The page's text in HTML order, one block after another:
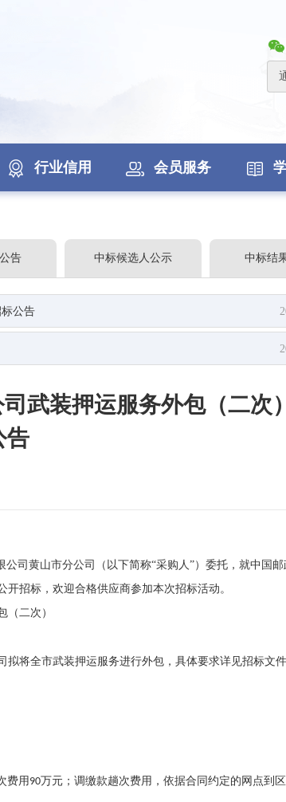
行业信用 会员服务
告 中标候选人公示 中标结
公告
武装押运服务外包（二次
告
公司黄山市分公司（以下简称“采购人”）委托，就中国
招标，欢迎合格供应商参加本次招标活动。
二次）
将全市武装押运服务进行外包，具体要求详见招标文件
费用 90万元；调缴款趟次费用，依据合同约定的网点到